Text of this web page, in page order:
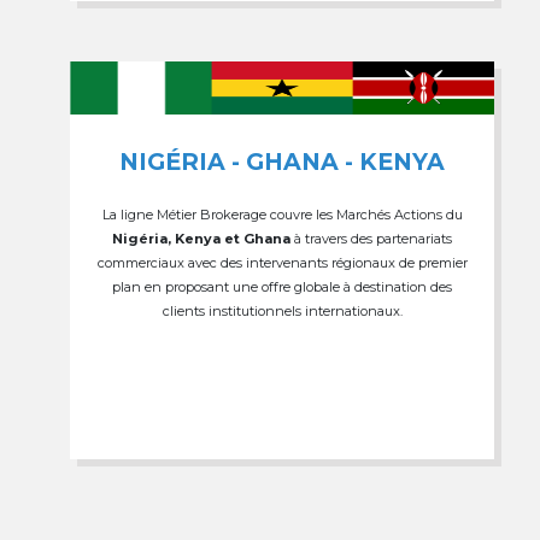
NIGÉRIA - GHANA - KENYA
La ligne Métier Brokerage couvre les Marchés Actions du
Nigéria, Kenya et Ghana à travers des partenariats
commerciaux avec des intervenants régionaux de premier
plan en proposant une offre globale à destination des
clients institutionnels internationaux.